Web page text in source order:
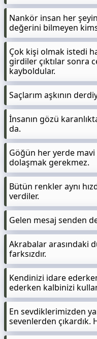
Nankör insan her
değerini bilmeyen
Çok kişi olmak istedi
girdiler çıktılar sonra
kayboldular.
Saçlarım aşkının
İnsanın gözü
da.
Göğün her yerde
dolaşmak gerekmez.
Bütün renkler aynı
verdiler.
Gelen mesaj senden
Akrabalar arasındaki
farksızdır.
Kendinizi idare
ederken kalbinizi
En sevdiklerimizden
sevenlerden çıkardık.